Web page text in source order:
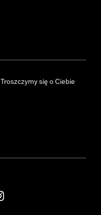
Troszczymy się o Ciebie